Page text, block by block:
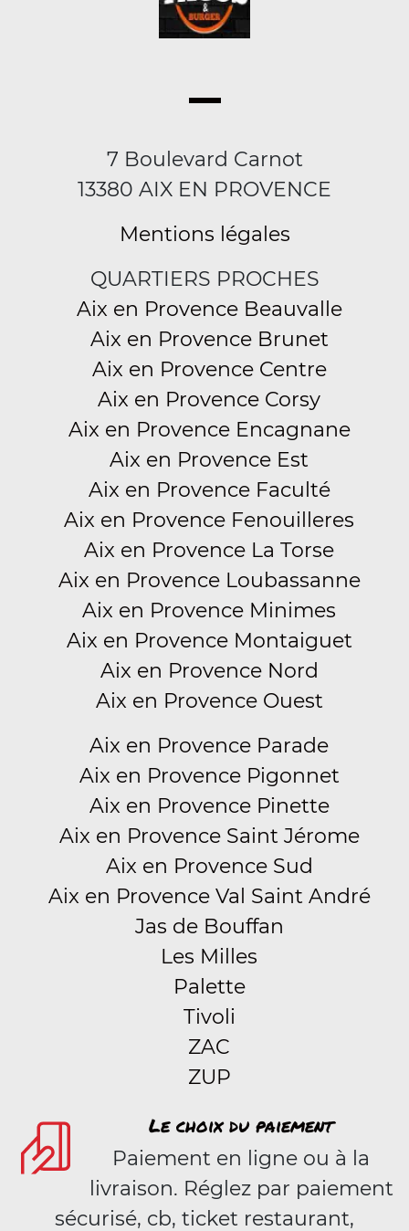
7 Boulevard Carnot
13380 AIX EN PROVENCE
Mentions légales
QUARTIERS PROCHES
Aix en Provence Beauvalle
Aix en Provence Brunet
Aix en Provence Centre
Aix en Provence Corsy
Aix en Provence Encagnane
Aix en Provence Est
Aix en Provence Faculté
Aix en Provence Fenouilleres
Aix en Provence La Torse
Aix en Provence Loubassanne
Aix en Provence Minimes
Aix en Provence Montaiguet
Aix en Provence Nord
Aix en Provence Ouest
Aix en Provence Parade
Aix en Provence Pigonnet
Aix en Provence Pinette
Aix en Provence Saint Jérome
Aix en Provence Sud
Aix en Provence Val Saint André
Jas de Bouffan
Les Milles
Palette
Tivoli
ZAC
ZUP
Le choix du paiement
Paiement en ligne ou à la
livraison. Réglez par paiement
sécurisé, cb, ticket restaurant,